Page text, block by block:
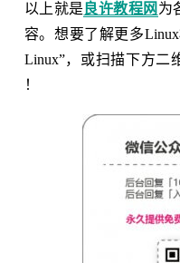
以上就是 良许教程网 为
容。想要了解更多
Linux”，或扫描下方二
！